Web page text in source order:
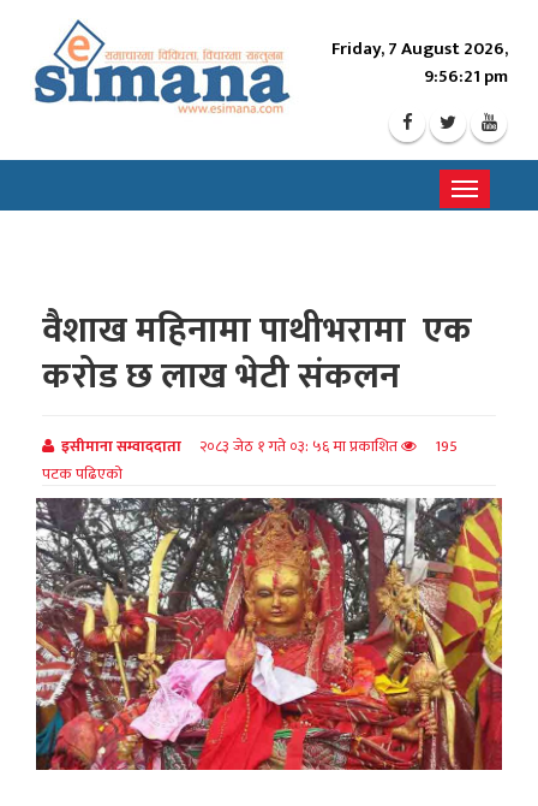
Friday, 7 August 2026,
9:56:23 pm
Toggle
वैशाख महिनामा पाथीभरामा एक
करोड छ लाख भेटी संकलन
इसीमाना सम्वाददाता २०८३ जेठ १ गते ०३: ५६ मा प्रकाशित
195
पटक पढिएको